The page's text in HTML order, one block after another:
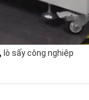
, lò sấy công nghiệp